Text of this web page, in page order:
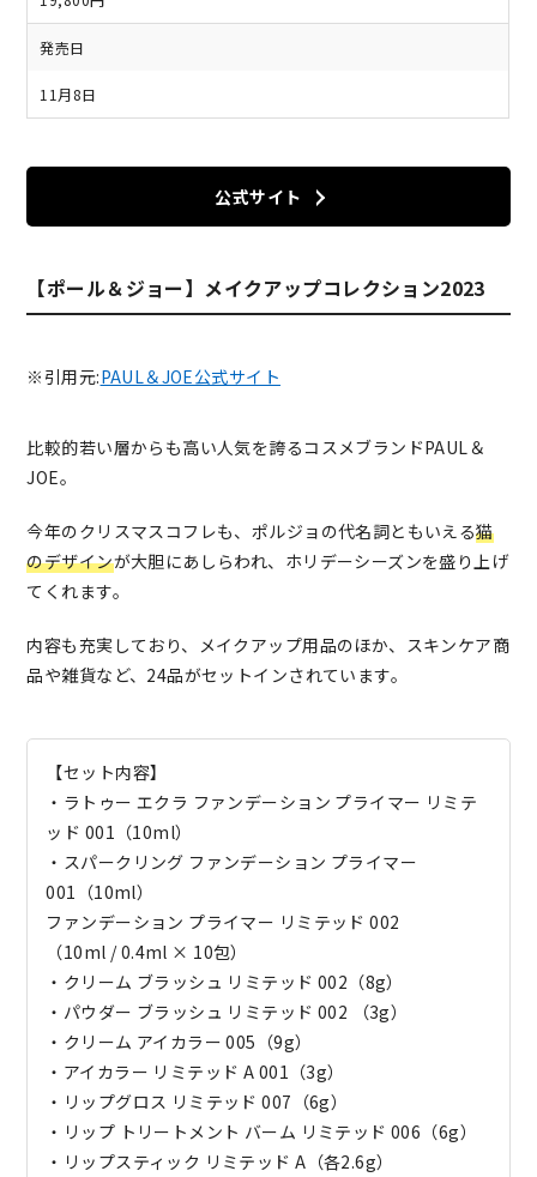
発売日
11月8日
公式サイト
【ポール＆ジョー】メイクアップコレクション2023
※引用元:PAUL＆JOE公式サイト
比較的若い層からも高い人気を誇るコスメブランドPAUL＆
JOE。
今年のクリスマスコフレも、ポルジョの代名詞ともいえる猫
のデザインが大胆にあしらわれ、ホリデーシーズンを盛り上げ
てくれます。
内容も充実しており、メイクアップ用品のほか、スキンケア商
品や雑貨など、24品がセットインされています。
【セット内容】
・ラトゥー エクラ ファンデーション プライマー リミテ
ッド 001（10ml）
・スパークリング ファンデーション プライマー
001（10ml）
ファンデーション プライマー リミテッド 002
（10ml / 0.4ml × 10包）
・クリーム ブラッシュ リミテッド 002（8g）
・パウダー ブラッシュ リミテッド 002 （3g）
・クリーム アイカラー 005（9g）
・アイカラー リミテッド A 001（3g）
・リップグロス リミテッド 007（6g）
・リップ トリートメント バーム リミテッド 006（6g）
・リップスティック リミテッド A（各2.6g）